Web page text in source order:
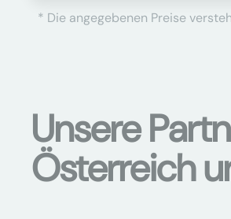
* Die angegebenen Preise
Unsere
Österreich